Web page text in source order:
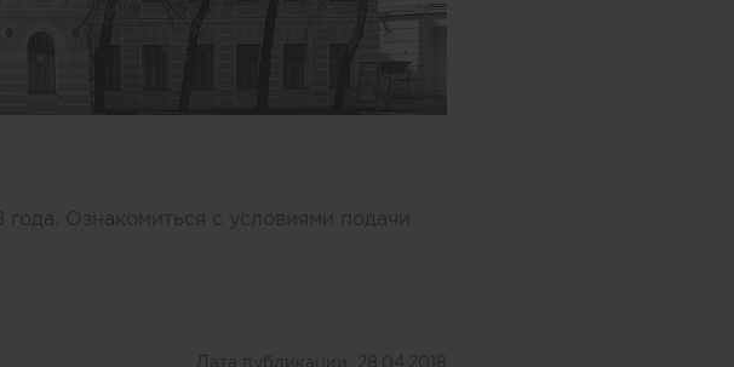
Ознакомиться с условиями подачи
Дата публикации: 28.04.2018